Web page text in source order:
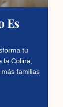
Es
tu
la Colina,
familias